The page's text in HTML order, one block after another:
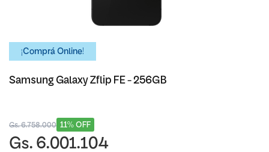
¡Comprá Online!
Samsung Galaxy Zflip FE - 256GB
11% OFF
Gs. 6.758.000
Gs. 6.001.104